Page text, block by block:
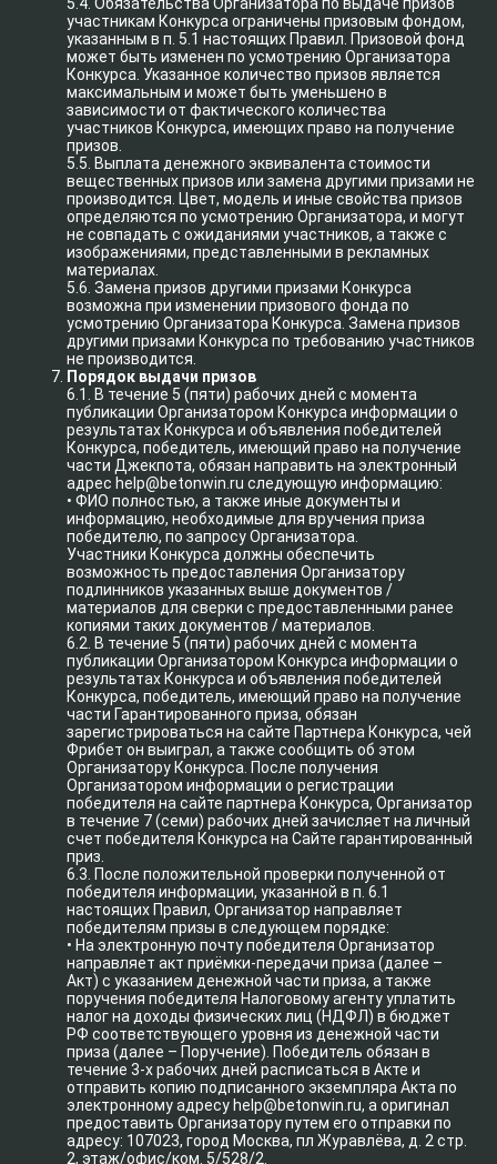
участникам Конкурса ограничены призовым фондом,
указанным в п. 5.1 настоящих Правил. Призовой фонд
может быть изменен по усмотрению Организатора
Конкурса. Указанное количество призов является
максимальным и может быть уменьшено в
зависимости от фактического количества
участников Конкурса, имеющих право на получение
призов.
5.5. Выплата денежного эквивалента стоимости
вещественных призов или замена другими призами не
производится. Цвет, модель и иные свойства призов
определяются по усмотрению Организатора, и могут
не совпадать с ожиданиями участников, а также с
изображениями, представленными в рекламных
материалах.
5.6. Замена призов другими призами Конкурса
возможна при изменении призового фонда по
усмотрению Организатора Конкурса. Замена призов
другими призами Конкурса по требованию участников
не производится.
Порядок выдачи призов
6.1. В течение 5 (пяти) рабочих дней с момента
публикации Организатором Конкурса информации о
результатах Конкурса и объявления победителей
Конкурса, победитель, имеющий право на получение
части Джекпота, обязан направить на электронный
адрес help@betonwin.ru следующую информацию:
• ФИО полностью, а также иные документы и
информацию, необходимые для вручения приза
победителю, по запросу Организатора.
Участники Конкурса должны обеспечить
возможность предоставления Организатору
подлинников указанных выше документов /
материалов для сверки с предоставленными ранее
копиями таких документов / материалов.
6.2. В течение 5 (пяти) рабочих дней с момента
публикации Организатором Конкурса информации о
результатах Конкурса и объявления победителей
Конкурса, победитель, имеющий право на получение
части Гарантированного приза, обязан
зарегистрироваться на сайте Партнера Конкурса, чей
Фрибет он выиграл, а также сообщить об этом
Организатору Конкурса. После получения
Организатором информации о регистрации
победителя на сайте партнера Конкурса, Организатор
в течение 7 (семи) рабочих дней зачисляет на личный
счет победителя Конкурса на Сайте гарантированный
приз.
6.3. После положительной проверки полученной от
победителя информации, указанной в п. 6.1
настоящих Правил, Организатор направляет
победителям призы в следующем порядке:
• На электронную почту победителя Организатор
направляет акт приёмки-передачи приза (далее –
Акт) с указанием денежной части приза, а также
поручения победителя Налоговому агенту уплатить
налог на доходы физических лиц (НДФЛ) в бюджет
РФ соответствующего уровня из денежной части
приза (далее – Поручение). Победитель обязан в
течение 3-х рабочих дней расписаться в Акте и
отправить копию подписанного экземпляра Акта по
электронному адресу help@betonwin.ru, а оригинал
предоставить Организатору путем его отправки по
адресу: 107023, город Москва, пл Журавлёва, д. 2 стр.
2, этаж/офис/ком. 5/528/2.